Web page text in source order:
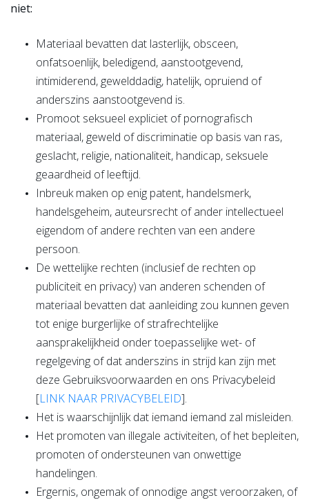
niet:
Materiaal bevatten dat lasterlijk, obsceen,
onfatsoenlijk, beledigend, aanstootgevend,
intimiderend, gewelddadig, hatelijk, opruiend of
anderszins aanstootgevend is.
Promoot seksueel expliciet of pornografisch
materiaal, geweld of discriminatie op basis van ras,
geslacht, religie, nationaliteit, handicap, seksuele
geaardheid of leeftijd.
Inbreuk maken op enig patent, handelsmerk,
handelsgeheim, auteursrecht of ander intellectueel
eigendom of andere rechten van een andere
persoon.
De wettelijke rechten (inclusief de rechten op
publiciteit en privacy) van anderen schenden of
materiaal bevatten dat aanleiding zou kunnen geven
tot enige burgerlijke of strafrechtelijke
aansprakelijkheid onder toepasselijke wet- of
regelgeving of dat anderszins in strijd kan zijn met
deze Gebruiksvoorwaarden en ons Privacybeleid
[LINK NAAR PRIVACYBELEID].
Het is waarschijnlijk dat iemand iemand zal misleiden.
Het promoten van illegale activiteiten, of het bepleiten,
promoten of ondersteunen van onwettige
handelingen.
Ergernis, ongemak of onnodige angst veroorzaken, of